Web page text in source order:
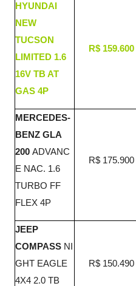
HYUNDAI
NEW
TUCSON
LIMITED 1.6
16V TB AT
GAS 4P
R$ 159.600
MERCEDES-
BENZ GLA
200 ADVANC
E NAC. 1.6
TURBO FF
FLEX 4P
R$ 175.900
JEEP
COMPASS NI
GHT EAGLE
4X4 2.0 TB
R$ 150.490